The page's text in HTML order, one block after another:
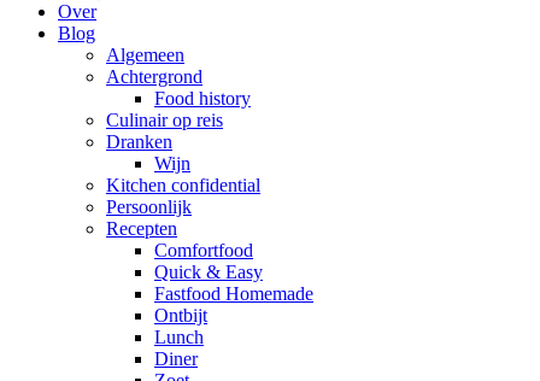
Over
Blog
Algemeen
Achtergrond
Food history
Culinair op reis
Dranken
Wijn
Kitchen confidential
Persoonlijk
Recepten
Comfortfood
Quick & Easy
Fastfood Homemade
Ontbijt
Lunch
Diner